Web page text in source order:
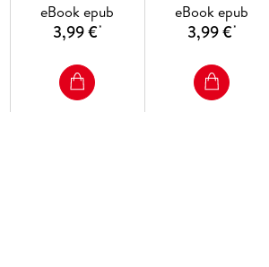
eBook epub
3,99 €*
eBook epub
3,99 €*